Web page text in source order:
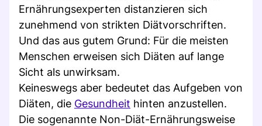
Ernährungsexperten distanzieren sich
zunehmend von strikten Diätvorschriften.
Und das aus gutem Grund: Für die meisten
Menschen erweisen sich Diäten auf lange
Sicht als unwirksam.
Keineswegs aber bedeutet das Aufgeben von
Diäten, die Gesundheit hinten anzustellen.
Die sogenannte Non-Diät-Ernährungsweise